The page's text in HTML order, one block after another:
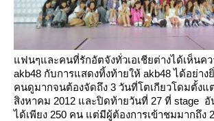
ฟนๆและคนที่รักอัตจังทั่วเอเชียต่างได้เห็นค
akb48 กับการแสดงทิ้งท้ายให้ akb48 ได้อย่า
คนดูมากจนต้องจัดถึง 3 วันที่โตเกียวโดมตั้งแ
สิงหาคม 2012 และปิดท้ายวันที่ 27 ที่ stage อั
ได้เพียง 250 คน แต่มีผู้ต้องการเข้าชมมากถึง